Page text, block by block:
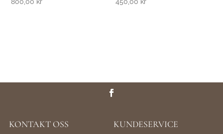
KONTAKT OSS KUNDESERVICE